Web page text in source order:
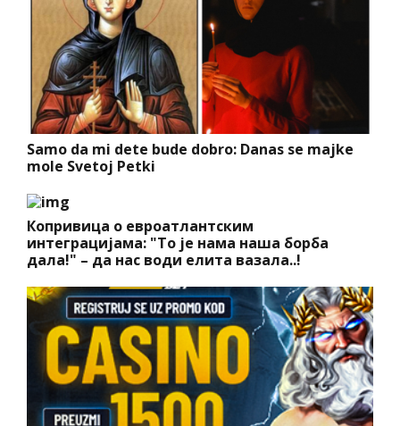
Samo da mi dete bude dobro: Danas se majke
mole Svetoj Petki
Копривица о евроатлантским
интеграцијама: "То је нама наша борба
дала!" – да нас води елита вазала..!